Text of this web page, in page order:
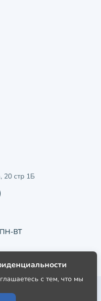
20 стр 1Б
ПН-ВТ
с тем, что мы